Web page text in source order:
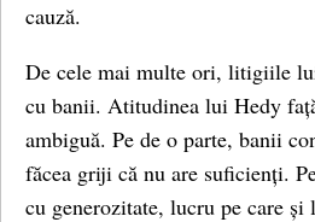
cauză.
De cele mai multe ori, litigiile
cu banii. Atitudinea lui Hedy
ambiguă. Pe de o parte, banii
făcea griji că nu are suficienți.
cu generozitate, lucru pe care